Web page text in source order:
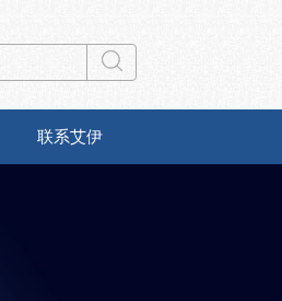
联系艾伊